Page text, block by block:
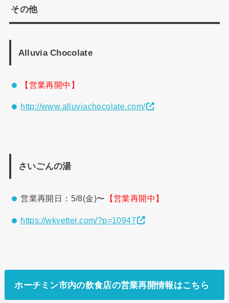
その他
Alluvia Chocolate
【営業再開中】
http://www.alluviachocolate.com/
さいごんの湯
営業再開日：5/8(金)〜 【営業再開中】
https://wkvetter.com/?p=10947
ホーチミン市内の飲食店の営業再開情報はこちら